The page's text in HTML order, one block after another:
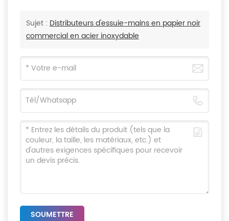
Sujet : Distributeurs d'essuie-mains en papier noir
commercial en acier inoxydable
SOUMETTRE